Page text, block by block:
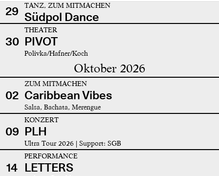
29 TANZ, ZUM MITMACHEN
Südpol Dance
30
THEATER
PIVOT
Polivka/Hafner/Koch
Oktober 2026
02
ZUM MITMACHEN
Caribbean Vibes
Salsa, Bachata, Merengue
09
KONZERT
PLH
Ultra Tour 2026 | Support: SGB
14
PERFORMANCE
LETTERS